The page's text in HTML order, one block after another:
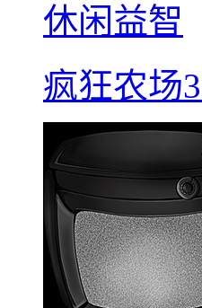
休闲益智
疯狂农场